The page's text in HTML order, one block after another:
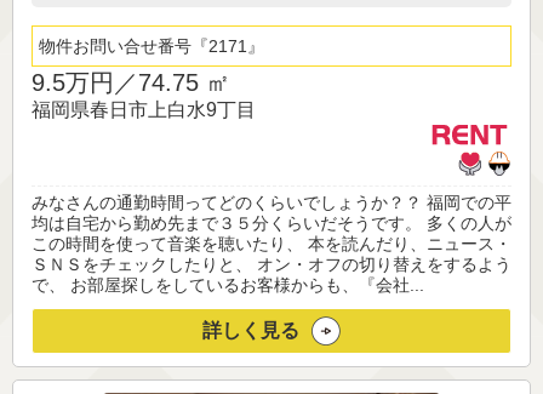
物件お問い合せ番号 2171
9.5万円／74.75 ㎡
福岡県春日市上白水9丁目
みなさんの通勤時間ってどのくらいでしょうか？？ 福岡での平
均は自宅から勤め先まで３５分くらいだそうです。 多くの人が
この時間を使って音楽を聴いたり、 本を読んだり、ニュース・
ＳＮＳをチェックしたりと、 オン・オフの切り替えをするよう
で、 お部屋探しをしているお客様からも、『会社...
詳しく見る